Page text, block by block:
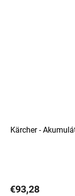
Kärcher -
€93,28